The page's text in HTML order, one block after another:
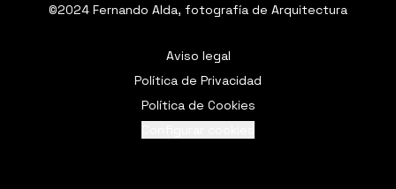
©2024 Fernando Alda, fotografía de Arquitectura
Aviso legal
Política de Privacidad
Política de Cookies